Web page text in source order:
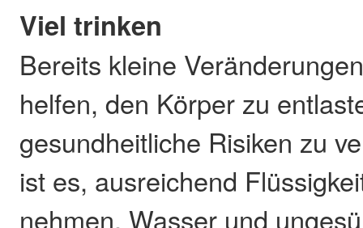
Viel trinken
Bereits kleine
helfen, den Körper zu
gesundheitliche Risiken zu
ist es, ausreichend
nehmen. Wasser und